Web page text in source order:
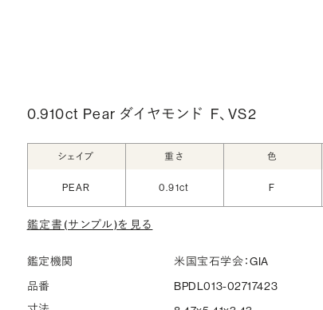
0.910ct Pear ダイヤモンド F、VS2
シェイプ 重さ 色
PEAR 0.91ct F
鑑定書(サンプル)を見る
鑑定機関
米国宝石学会：GIA
品番
BPDL013-02717423